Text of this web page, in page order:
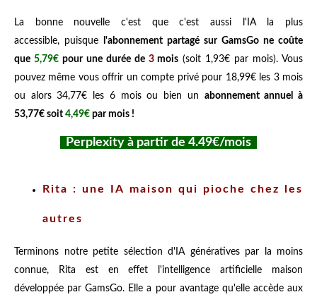
La bonne nouvelle c'est que c'est aussi l'IA la plus
accessible, puisque
l'abonnement partagé sur GamsGo ne coûte
que 5,79€pour une durée de 3mois (soit 1,93€ par mois). Vous
pouvez même vous offrir un compte privé pour 18,99€ les 3 mois
ou alors 34,77€ les 6 mois ou bien un abonnement annuel à
53,77€ soit 4,49€ par mois !
Perplexity à partir de 4.49€/mois
Rita : une IA maison qui pioche chez les
autres
Terminons notre petite sélection d'IA génératives par la moins
connue, Rita est en effet l'intelligence artificielle maison
développée par GamsGo. Elle a pour avantage qu'elle accède aux